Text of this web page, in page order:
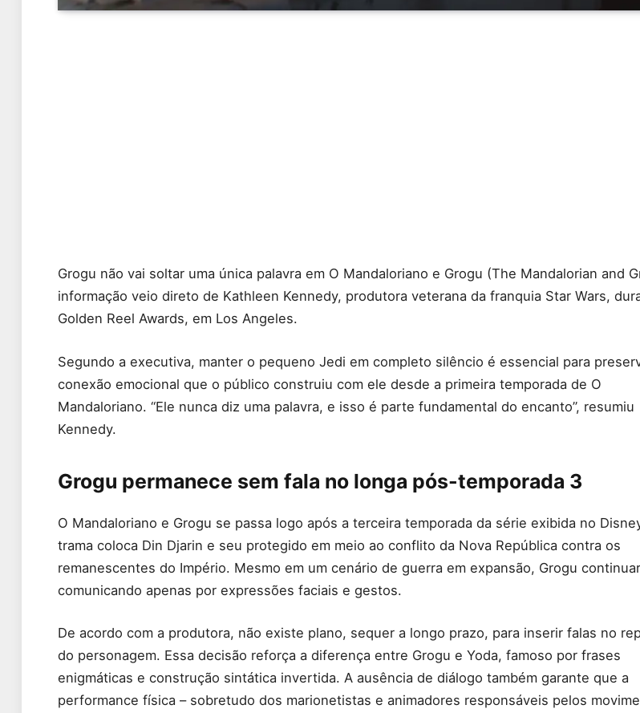
Grogu não vai soltar uma única palavra em O Mandaloriano e Grogu (The Mandalorian and
informação veio direto de Kathleen Kennedy, produtora veterana da franquia Star Wars,
Golden Reel Awards, em Los Angeles.
Segundo a executiva, manter o pequeno Jedi em completo silêncio é essencial para
conexão emocional que o público construiu com ele desde a primeira temporada de O
Mandaloriano. “Ele nunca diz uma palavra, e isso é parte fundamental do encanto”, resumiu
Kennedy.
Grogu permanece sem fala no longa pós-temporada 3
O Mandaloriano e Grogu se passa logo após a terceira temporada da série exibida no
trama coloca Din Djarin e seu protegido em meio ao conflito da Nova República contra os
remanescentes do Império. Mesmo em um cenário de guerra em expansão, Grogu
comunicando apenas por expressões faciais e gestos.
De acordo com a produtora, não existe plano, sequer a longo prazo, para inserir falas no
do personagem. Essa decisão reforça a diferença entre Grogu e Yoda, famoso por frases
enigmáticas e construção sintática invertida. A ausência de diálogo também garante que a
performance física – sobretudo dos marionetistas e animadores responsáveis pelos